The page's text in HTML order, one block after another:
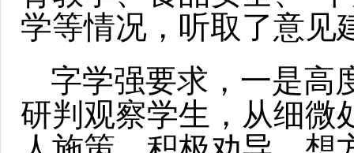
学等情况，听取了意见
字学强要求，一是高
研判观察学生，从细微